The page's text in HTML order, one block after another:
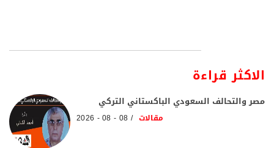
الاكثر قراءة
مصر والتحالف السعودي الباكستاني التركي
مقالات 08 - 08 - 2026